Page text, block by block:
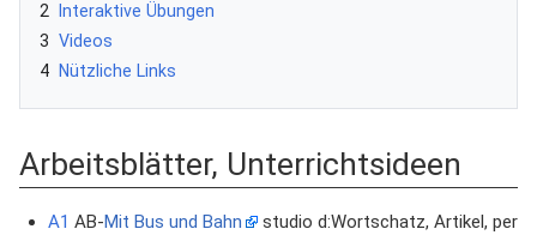
2
Interaktive Übungen
3 Videos
4
Nützliche Links
Arbeitsblätter, Unterrichtsideen
A1 AB-Mit Bus und Bahn
studio d:Wortschatz, Artikel, per